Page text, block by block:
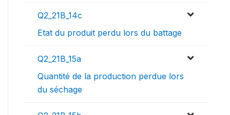
Q2_21B_14c
Etat du produit perdu lors du battage
Q2_21B_15a
Quantité de la production perdue lors
du séchage